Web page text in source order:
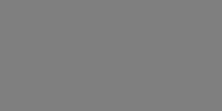
Farbe von einem anderen Gerät (LED-Light)
sich ändern. Gibt es hier eine Möglichkeit auf